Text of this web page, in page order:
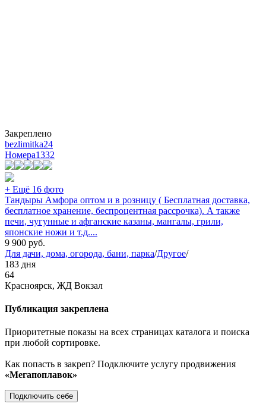
Закреплено
bezlimitka24
Номера1332
+ Ещё 16 фото
Тандыры Амфора оптом и в розницу ( Бесплатная доставка,
бесплатное хранение, беспроцентная рассрочка). А также
печи, чугунные и афганские казаны, мангалы, грили,
японские ножи и т.д....
9 900 руб.
Для дачи, дома, огорода, бани, парка/Другое/
183 дня
64
Красноярск, ЖД Вокзал
Публикация закреплена
Приоритетные показы на всех страницах каталога и поиска
при любой сортировке.
Как попасть в закреп? Подключите услугу продвижения
«Мегапоплавок»
Подключить себе